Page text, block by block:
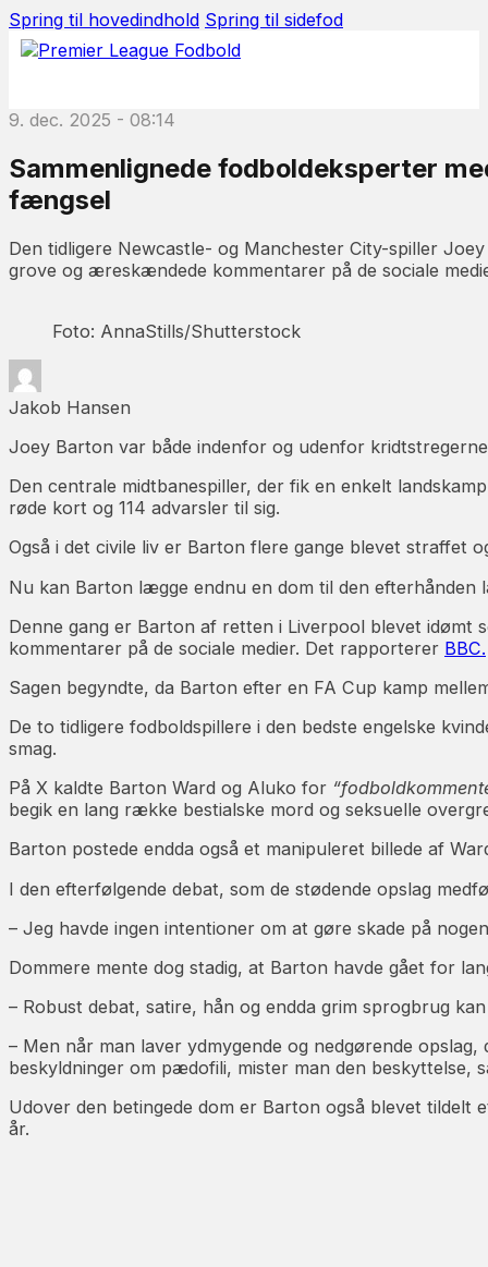
Spring til hovedindhold Spring til sidefod
9. dec. 2025 - 08:14
Sammenlignede fodboldeksperter
fængsel
Den tidligere Newcastle- og Manchester City-spiller
grove og æreskændede kommentarer på de sociale
Foto: AnnaStills/Shutterstock
Jakob Hansen
Joey Barton var både indenfor og udenfor
Den centrale midtbanespiller, der fik en enkelt
røde kort og 114 advarsler til sig.
Også i det civile liv er Barton flere gange blevet straffet
Nu kan Barton lægge endnu en dom til den efterhånden
Denne gang er Barton af retten i Liverpool blevet
kommentarer på de sociale medier. Det rapporterer BBC.
Sagen begyndte, da Barton efter en FA Cup kamp
De to tidligere fodboldspillere i den bedste engelske
smag.
På X kaldte Barton Ward og Aluko for
begik en lang række bestialske mord og seksuelle
Barton postede endda også et manipuleret billede af
I den efterfølgende debat, som de stødende opslag
– Jeg havde ingen intentioner om at gøre skade på
Dommere mente dog stadig, at Barton havde gået for
– Robust debat, satire, hån og endda grim sprogbrug
– Men når man laver ydmygende og nedgørende
beskyldninger om pædofili, mister man den beskyttelse,
Udover den betingede dom er Barton også blevet
år.